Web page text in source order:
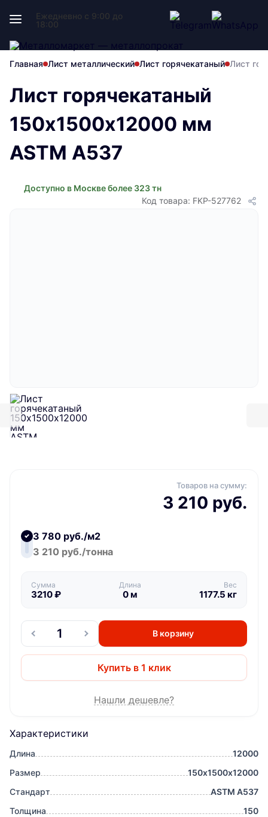
Ежедневно с 9:00 до
18:00
Главная Лист металлический Лист горячекатаный Лист
Лист горячекатаный
150х1500х12000 мм
ASTM A537
Доступно в Москве более 323 тн
Код товара: FKP-527762
Характеристики
Длина
12000
Размер
150х1500х12000
Стандарт
ASTM A537
Толщина
150
Товаров на сумму:
3 210 руб.
3 780 руб./м2
3 210 руб./тонна
Сумма
3210₽
Длина
0м
Вес
1177.5 кг
В корзину
Купить в 1 клик
Нашли дешевле?